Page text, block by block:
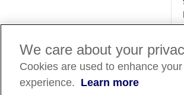
We care about your
Cookies are used to enhance
experience. Learn more